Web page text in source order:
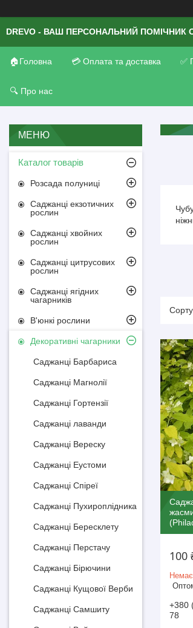
DREVO - ВАШ ПЕРСОНАЛЬНИЙ ПОМІЧНИК
🏠Головна 💳 Оплата та доставка ✅
🔍 Про нас
100
Немає
+380
78
Каталог товарів
Розсада полуниці
Саджанці екзотичних
рослин
Саджанці хвойних
рослин
Саджанці цитрусових
рослин
Саджанці ягідних
чагарників
В'юнкі рослини
Декоративні чагарники
Саджанці Барбариса
Саджанці Магнолії
Саджанці Гортензії
Саджанці лаванди
Саджанці Вереску
Саджанці Еустоми
Саджанці Спіреї
Саджанці Пухироплідника
Саджанці Бересклету
Саджанці Перстачу
Саджанці Бірючини
Саджанці Кущової Верби
Саджанці Самшиту